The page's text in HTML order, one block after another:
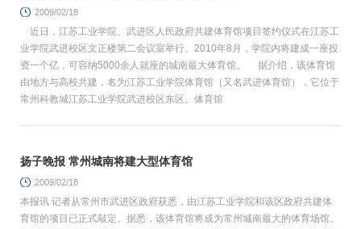
2009/02/18
近日，江苏工业学院、武进区人民政府共建体育馆项目签约仪式在江苏工
业学院武进校区文正楼第二会议室举行。2010年8月，学院内将建成一座投
资一个亿，可容纳5000余人就座的城南最大体育馆。 据介绍，该体育馆
由地方与高校共建，名为江苏工业学院体育馆（又名武进体育馆），它位于
常州科教城江苏工业学院武进校区东区。体育馆
扬子晚报 常州城南将建大型体育馆
2009/02/18
本报讯 记者从常州市武进区政府获悉，由江苏工业学院和该区政府共建体
育馆的项目已正式敲定。据悉，该体育馆将成为常州城南最大的体育场馆。